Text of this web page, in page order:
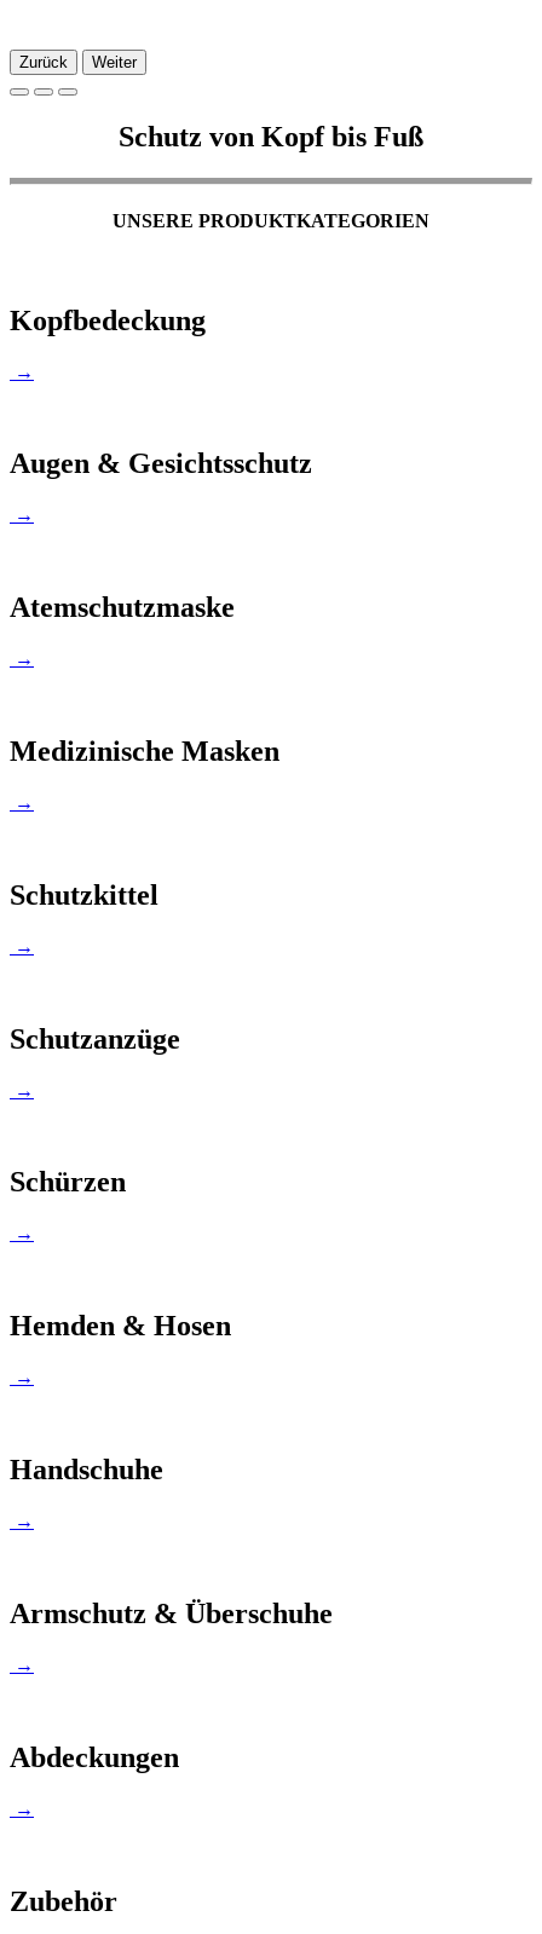
Zurück Weiter
Schutz von Kopf bis Fuß
UNSERE PRODUKTKATEGORIEN
Kopfbedeckung
→
Augen & Gesichtsschutz
→
Atemschutzmaske
→
Medizinische Masken
→
Schutzkittel
→
Schutzanzüge
→
Schürzen
→
Hemden & Hosen
→
Handschuhe
→
Armschutz & Überschuhe
→
Abdeckungen
→
Zubehör